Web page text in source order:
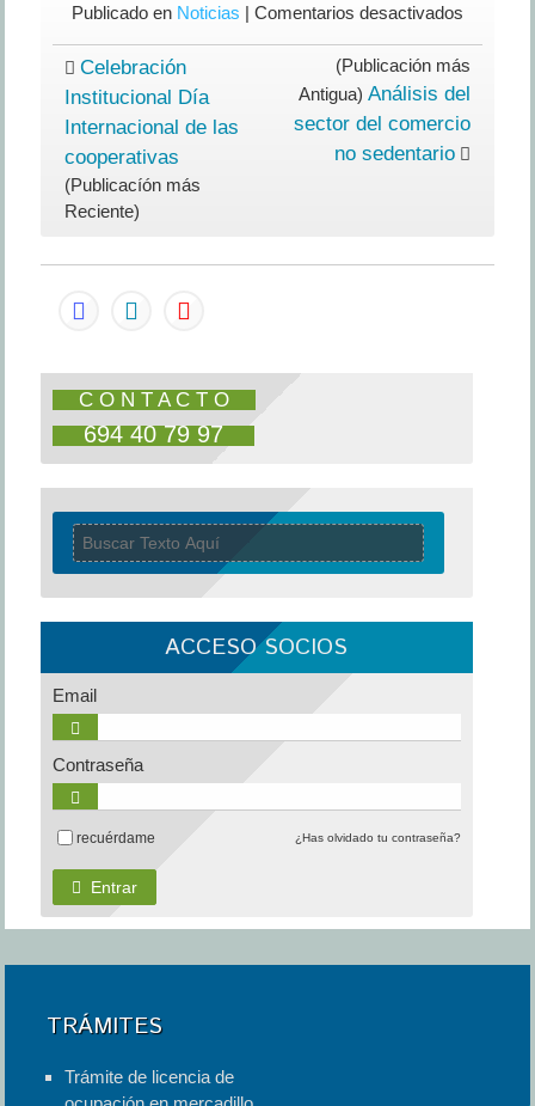
Publicado en Noticias | Comentarios desactivadosen
Unión
de
de
Celebración
Institucional Día
Internacional de las
cooperativas
(Publicacíón más
Reciente)
(Publicación más
Antigua)Análisis del
sector del comercio
no sedentario
C O N T A C T O
694 40 79 97
ACCESO SOCIOS
Email
Contraseña
recuérdame ¿Has olvidado tu contraseña?
Entrar
TRÁMITES
Trámite de licencia de